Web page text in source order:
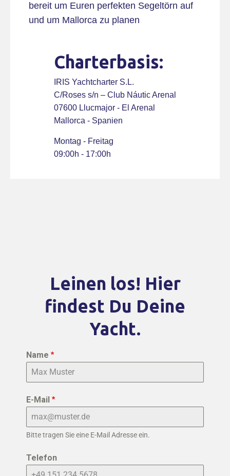
bereit um Euren perfekten Segeltörn auf
und um Mallorca zu planen
Charterbasis:
IRIS Yachtcharter S.L.
C/Roses s/n – Club Náutic Arenal
07600 Llucmajor - El Arenal
Mallorca - Spanien
Montag - Freitag
09:00h - 17:00h
Leinen los! Hier
findest Du Deine
Yacht.
Name*
E-Mail*
Bitte tragen Sie eine E-Mail Adresse ein.
Telefon